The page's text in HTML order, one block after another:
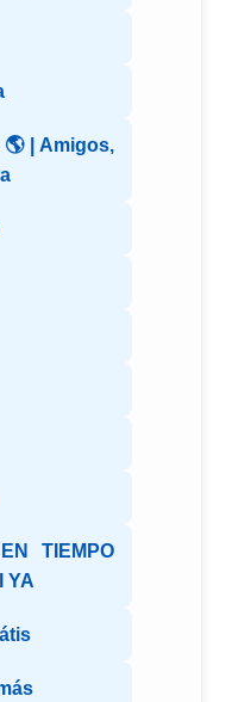
| Amigos,
TIEMPO
YA